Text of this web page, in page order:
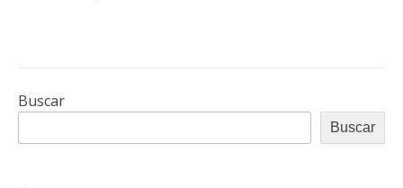
Descarga
Buscar
Buscar